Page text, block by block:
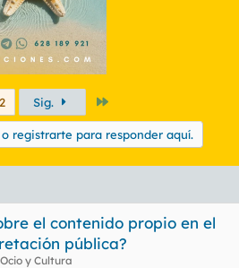
Sig.
registrarte para responder aquí.
el contenido propio en el
pública?
y Cultura